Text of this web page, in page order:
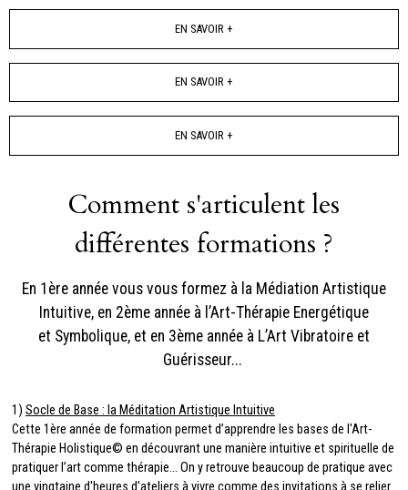
EN SAVOIR +
EN SAVOIR +
EN SAVOIR +
Comment s'articulent les
différentes formations ?
En 1ère année vous vous formez à la Médiation Artistique
Intuitive, en 2ème année à l’Art-Thérapie Energétique
et Symbolique, et en 3ème année à L’Art Vibratoire et
Guérisseur...
1) Socle de Base : la Méditation Artistique Intuitive
Cette 1ère année de formation permet d’apprendre les bases de l'Art-
Thérapie Holistique© en découvrant une manière intuitive et spirituelle de
pratiquer l’art comme thérapie... On y retrouve beaucoup de pratique avec
une vingtaine d'heures d'ateliers à vivre comme des invitations à se relier